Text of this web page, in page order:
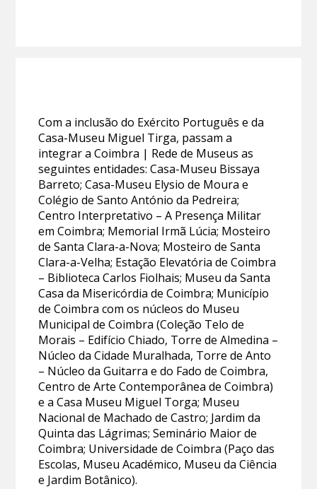
Com a inclusão do Exército Português e da
Casa-Museu Miguel Tirga, passam a
integrar a Coimbra | Rede de Museus as
seguintes entidades: Casa-Museu Bissaya
Barreto; Casa-Museu Elysio de Moura e
Colégio de Santo António da Pedreira;
Centro Interpretativo – A Presença Militar
em Coimbra; Memorial Irmã Lúcia; Mosteiro
de Santa Clara-a-Nova; Mosteiro de Santa
Clara-a-Velha; Estação Elevatória de Coimbra
– Biblioteca Carlos Fiolhais; Museu da Santa
Casa da Misericórdia de Coimbra; Município
de Coimbra com os núcleos do Museu
Municipal de Coimbra (Coleção Telo de
Morais – Edifício Chiado, Torre de Almedina –
Núcleo da Cidade Muralhada, Torre de Anto
– Núcleo da Guitarra e do Fado de Coimbra,
Centro de Arte Contemporânea de Coimbra)
e a Casa Museu Miguel Torga; Museu
Nacional de Machado de Castro; Jardim da
Quinta das Lágrimas; Seminário Maior de
Coimbra; Universidade de Coimbra (Paço das
Escolas, Museu Académico, Museu da Ciência
e Jardim Botânico).